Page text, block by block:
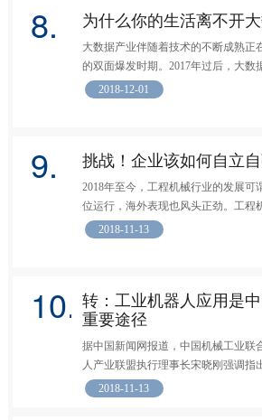
8. 为什么你的生活离不开
大数据产业伴随着技术的不断成熟正
的双面爆发时期。2017年过后，大数
2018-12-01
9. 挑战！企业该如何自立自
2018年至今，工程机械行业的发展可
位运行，海外表现也风头正劲。工程
2018-11-13
10. 转：工业机器人应用是
重要途径
据中国新闻网报道，中国机械工业联
人产业联盟执行理事长宋晓刚强调指
2018-11-13